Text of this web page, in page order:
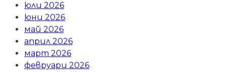
юли 2026
юни 2026
май 2026
април 2026
март 2026
февруари 2026